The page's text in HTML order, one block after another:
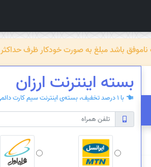
مبلغ به صورت خودکار ظرف حداکثر 72 ساعت کاری به حسابتان برمی‌گردد.
بسته‌ اینترنت ارزان
با 1 درصد تخفیف، بسته‌ی اینترنت سیم کارت دائمی یا اعتباری بخرید.